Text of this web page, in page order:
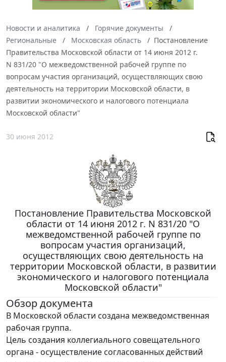
Новости и аналитика
Горячие документы
Региональные
Московская область
Постановление
Правительства Московской области от 14 июня 2012 г.
N 831/20 "О межведомственной рабочей группе по
вопросам участия организаций, осуществляющих свою
деятельность на территории Московской области, в
развитии экономического и налогового потенциала
Московской области"
30 июня 2012
Постановление Правительства Московской
области от 14 июня 2012 г. N 831/20 "О
межведомственной рабочей группе по
вопросам участия организаций,
осуществляющих свою деятельность на
территории Московской области, в развитии
экономического и налогового потенциала
Московской области"
Обзор документа
В Московской области создана межведомственная
рабочая группа.
Цель создания коллегиального совещательного
органа - осуществление согласованных действий